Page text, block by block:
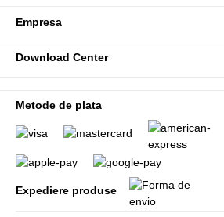
Empresa
Download Center
Metode de plata
Expediere produse